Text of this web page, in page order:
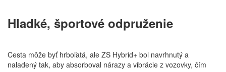
Hladké, športové odpruženie
Cesta môže byť hrboľatá, ale ZS Hybrid+ bol navrhnutý a
naladený tak, aby absorboval nárazy a vibrácie z vozovky, čím